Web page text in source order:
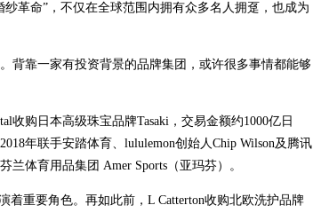
革命”，不仅在全球范围内拥有众多名人拥趸，也成为
靠一家有投资背景的品牌集团，或许很多事情都能够
购日本高级珠宝品牌Tasaki，交易金额约1000亿日
年联手安踏体育、lululemon创始人Chip Wilson及腾讯
体育用品集团 Amer Sports（亚玛芬）。
重要角色。再如此前，L Catterton收购北欧洗护品牌